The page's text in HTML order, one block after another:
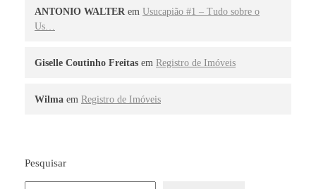
ANTONIO WALTER em Usucapião #1 – Tudo sobre o
Us…
Giselle Coutinho Freitas em Registro de Imóveis
Wilma em Registro de Imóveis
Pesquisar